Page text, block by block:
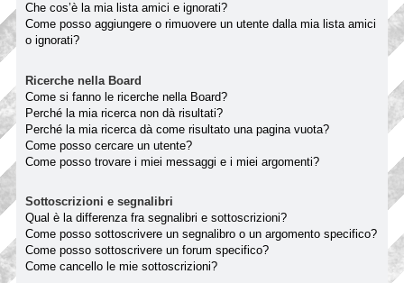
Che cos’è la mia lista amici e ignorati?
Come posso aggiungere o rimuovere un utente dalla mia lista amici
o ignorati?
Ricerche nella Board
Come si fanno le ricerche nella Board?
Perché la mia ricerca non dà risultati?
Perché la mia ricerca dà come risultato una pagina vuota?
Come posso cercare un utente?
Come posso trovare i miei messaggi e i miei argomenti?
Sottoscrizioni e segnalibri
Qual è la differenza fra segnalibri e sottoscrizioni?
Come posso sottoscrivere un segnalibro o un argomento specifico?
Come posso sottoscrivere un forum specifico?
Come cancello le mie sottoscrizioni?